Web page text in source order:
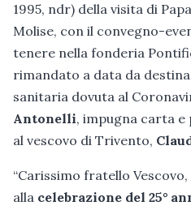
1995, ndr) della visita di
Molise, con il convegno-
tenere nella fonderia
rimandato a data da
sanitaria dovuta al
Antonelli, impugna carta e
al vescovo di Trivento,
“Carissimo fratello
alla celebrazione del 25°